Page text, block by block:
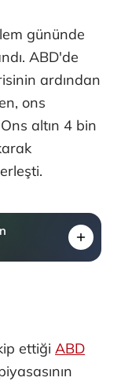
gününde
ABD'de
ardından
ons
altın 4 bin
ettiği ABD